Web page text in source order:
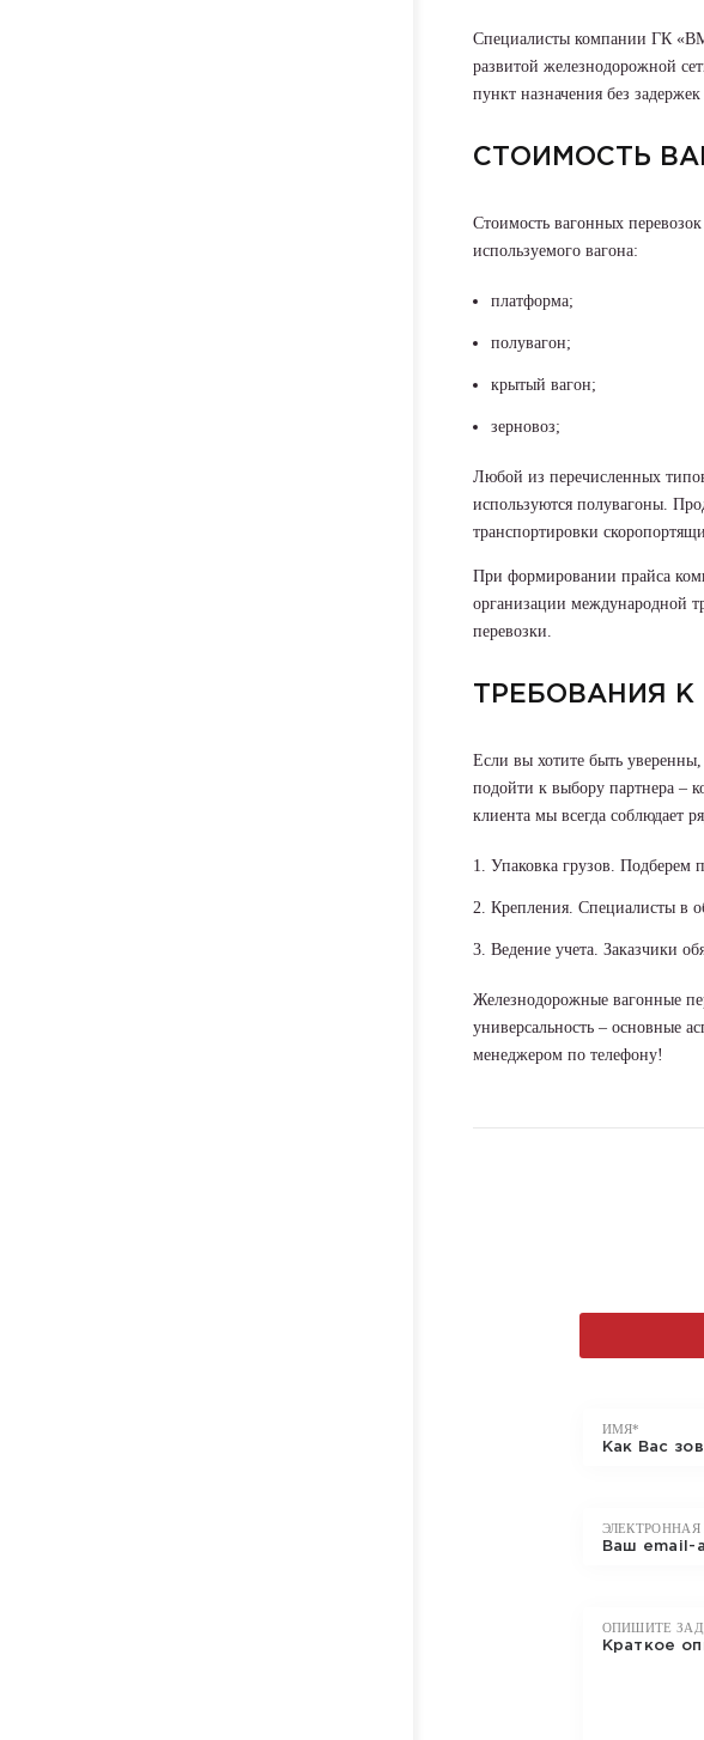
Специалисты компании ГК «ВМ
развитой железнодорожной
пункт назначения без
СТОИМОСТЬ
Стоимость вагонных
используемого вагона:
платформа;
полувагон;
крытый вагон;
зерновоз;
Любой из перечисленных
используются полувагоны.
транспортировки
При формировании прайса
организации международной
перевозки.
ТРЕБОВАНИЯ
Если вы хотите быть уверенны,
подойти к выбору партнера –
клиента мы всегда соблюдает
Упаковка грузов. Подберем
Крепления. Специалисты в
Ведение учета. Заказчики
Железнодорожные вагонные
универсальность – основные
менеджером по телефону!
ИМЯ*
ОПИШИТЕ